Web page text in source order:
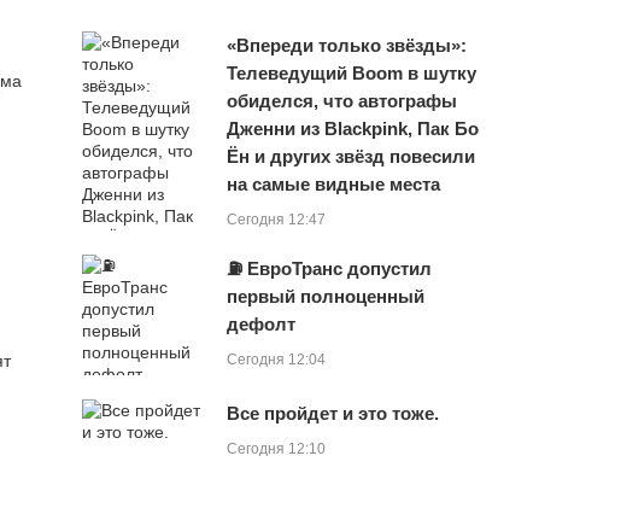
«Впереди только звёзды»:
Телеведущий Boom в шутку
обиделся, что автографы
Дженни из Blackpink, Пак Бо
Ён и других звёзд повесили
на самые видные места
Сегодня 12:47
⛽ ЕвроТранс допустил
первый полноценный
дефолт
Сегодня 12:04
Все пройдет и это тоже.
Сегодня 12:10